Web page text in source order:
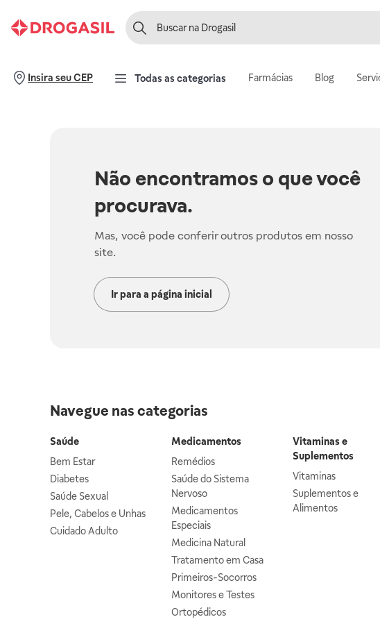
Insira seu CEP Todas as categorias Farmácias Blog
Não encontramos o que você
procurava.
Mas, você pode conferir outros produtos em nosso
site.
Ir para a página inicial
Navegue nas categorias
Saúde
Bem Estar
Diabetes
Saúde Sexual
Pele, Cabelos e Unhas
Cuidado Adulto
Medicamentos
Remédios
Saúde do Sistema
Nervoso
Medicamentos
Especiais
Medicina Natural
Tratamento em Casa
Primeiros-Socorros
Monitores e Testes
Ortopédicos
Vitaminas e
Suplementos
Vitaminas
Suplementos e
Alimentos